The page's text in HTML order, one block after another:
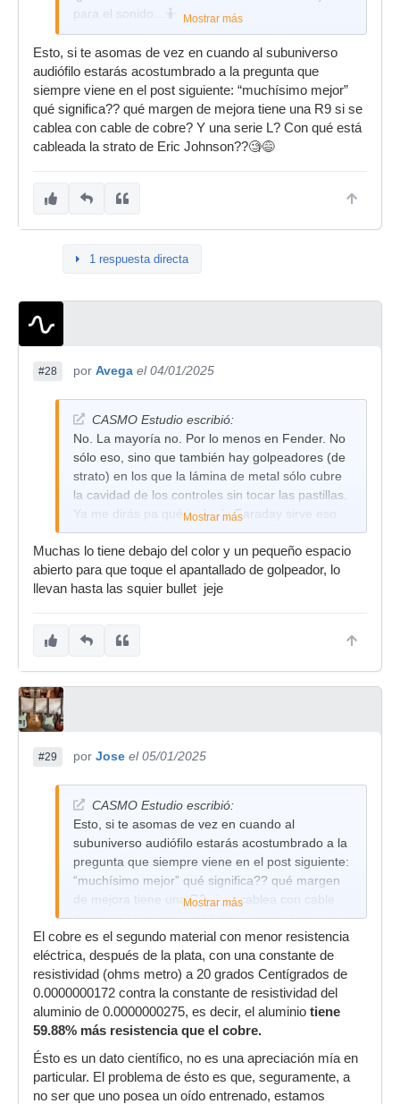
para el sonido...🤷
Mostrar más
Esto, si te asomas de vez en cuando al subuniverso
audiófilo estarás acostumbrado a la pregunta que
siempre viene en el post siguiente: “muchísimo mejor”
qué significa?? qué margen de mejora tiene una R9 si se
cablea con cable de cobre? Y una serie L? Con qué está
cableada la strato de Eric Johnson??🧐😅
1 respuesta directa
#28 por Avega el 04/01/2025
CASMO Estudio escribió:
No. La mayoría no. Por lo menos en Fender. No
sólo eso, sino que también hay golpeadores (de
strato) en los que la lámina de metal sólo cubre
la cavidad de los controles sin tocar las pastillas.
Ya me dirás pa qué jaula de Faraday sirve eso
jeje
Mostrar más
Muchas lo tiene debajo del color y un pequeño espacio
abierto para que toque el apantallado de golpeador, lo
llevan hasta las squier bullet jeje
#29 por Jose el 05/01/2025
CASMO Estudio escribió:
Esto, si te asomas de vez en cuando al
subuniverso audiófilo estarás acostumbrado a la
pregunta que siempre viene en el post siguiente:
“muchísimo mejor” qué significa?? qué margen
de mejora tiene una R9 si se cablea con cable
de cobre? Y una serie L? Con qué está cableada
la strato de Eric Johnson??🧐😅
Mostrar más
El cobre es el segundo material con menor resistencia
eléctrica, después de la plata, con una constante de
resistividad (ohms metro) a 20 grados Centígrados de
0.0000000172 contra la constante de resistividad del
aluminio de 0.0000000275, es decir, el aluminio tiene
59.88% más resistencia que el cobre.
Ésto es un dato científico, no es una apreciación mía en
particular. El problema de ésto es que, seguramente, a
no ser que uno posea un oído entrenado, estamos